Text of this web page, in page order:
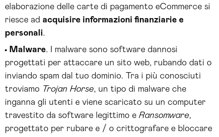
elaborazione delle carte di pagamento eCommerce si
riesce ad acquisire informazioni finanziarie e
personali.
Malware. I malware sono software dannosi
progettati per attaccare un sito web, rubando dati o
inviando spam dal tuo dominio. Tra i più conosciuti
troviamo Trojan Horse, un tipo di malware che
inganna gli utenti e viene scaricato su un computer
travestito da software legittimo e Ransomware,
progettato per rubare e / o crittografare e bloccare